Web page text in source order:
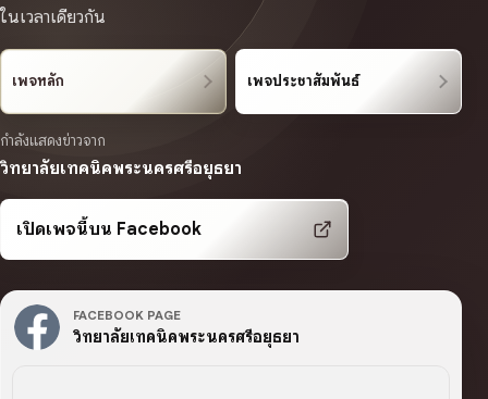
ในเวลาเดียวกัน
เพจหลัก เพจประชาสัมพันธ์
กำลังแสดงข่าวจาก
วิทยาลัยเทคนิคพระนครศรีอยุธยา
เปิดเพจนี้บน Facebook
FACEBOOK PAGE
วิทยาลัยเทคนิคพระนครศรีอยุธยา